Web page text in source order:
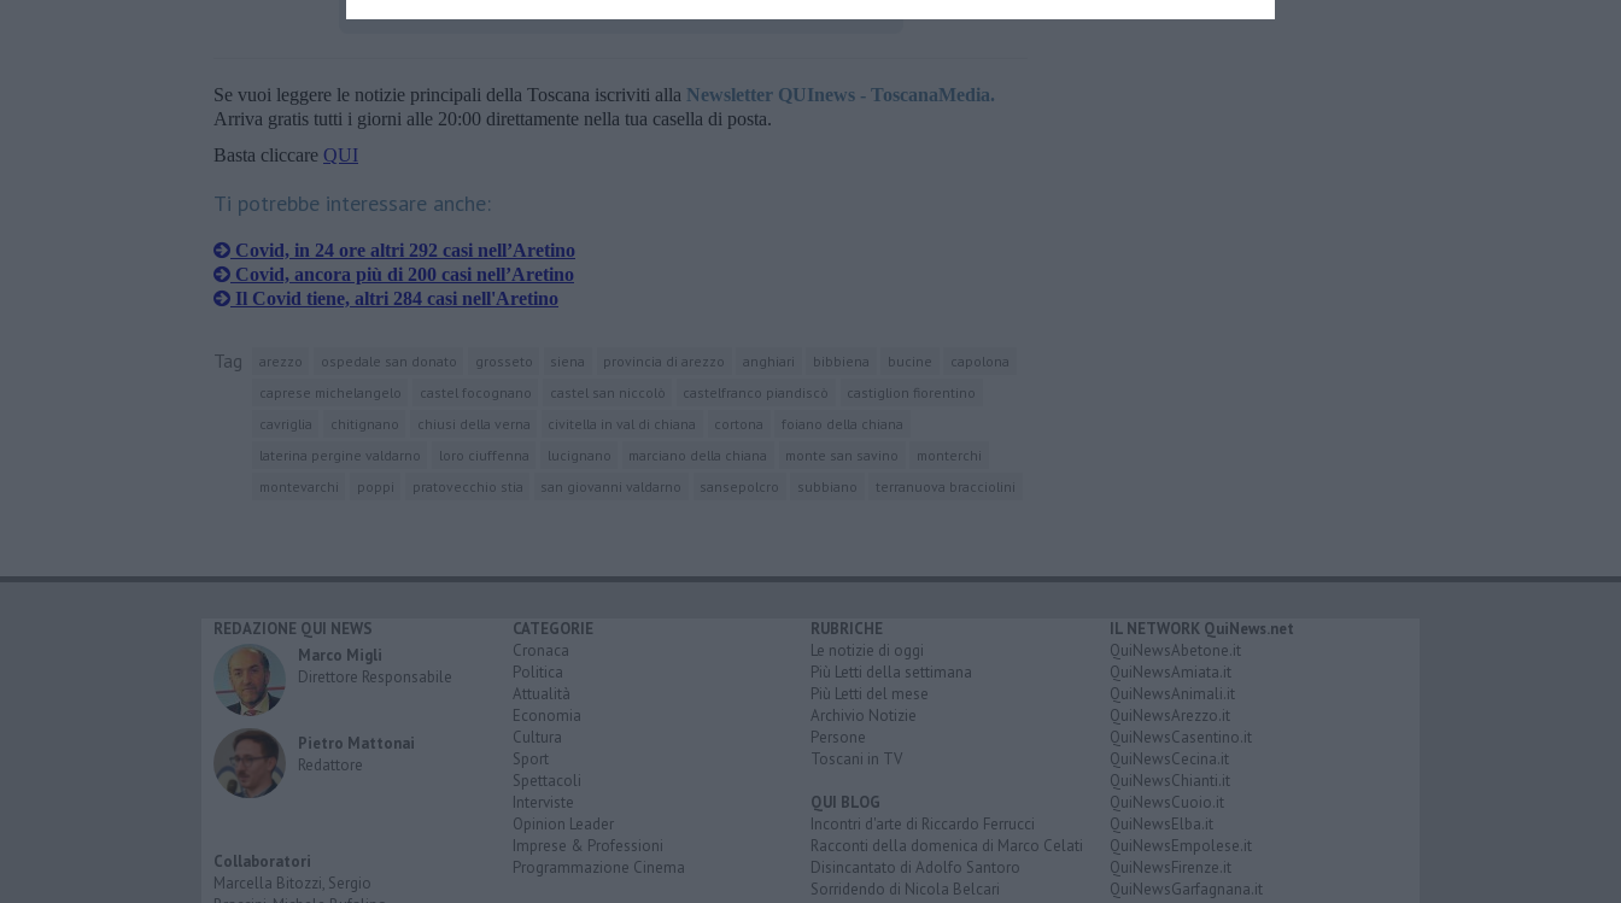
Se vuoi leggere le notizie principali della Toscana iscriviti alla Newsletter QUInews - ToscanaMedia.
Arriva gratis tutti i giorni alle 20:00 direttamente nella tua casella di posta.
Basta cliccare QUI
Ti potrebbe interessare anche:
Covid, in 24 ore altri 292 casi nell’Aretino
Covid, ancora più di 200 casi nell’Aretino
Il Covid tiene, altri 284 casi nell'Aretino
Tag arezzo ospedale san donato grosseto siena provincia di arezzo anghiari bibbiena bucine
capolona
caprese michelangelo
castel focognano castel san niccolò castelfranco piandiscò
castiglion fiorentino
cavriglia
chitignano chiusi della verna civitella in val di chiana cortona
foiano della chiana
laterina pergine valdarno
loro ciuffenna lucignano marciano della chiana monte san savino
monterchi
montevarchi
poppi pratovecchio stia san giovanni valdarno sansepolcro subbiano terranuova bracciolini
REDAZIONE QUI NEWS
Marco Migli
Direttore Responsabile
Pietro Mattonai
Redattore
Collaboratori
Marcella Bitozzi, Sergio
CATEGORIE
Cronaca
Politica
Attualità
Economia
Cultura
Sport
Spettacoli
Interviste
Opinion Leader
Imprese & Professioni
Programmazione Cinema
RUBRICHE
Le notizie di oggi
Più Letti della settimana
Più Letti del mese
Archivio Notizie
Persone
Toscani in TV
QUI BLOG
Incontri d'arte di Riccardo Ferrucci
Racconti della domenica di Marco Celati
Disincantato di Adolfo Santoro
Sorridendo di Nicola Belcari
IL NETWORK QuiNews.net
QuiNewsAbetone.it
QuiNewsAmiata.it
QuiNewsAnimali.it
QuiNewsArezzo.it
QuiNewsCasentino.it
QuiNewsCecina.it
QuiNewsChianti.it
QuiNewsCuoio.it
QuiNewsElba.it
QuiNewsEmpolese.it
QuiNewsFirenze.it
QuiNewsGarfagnana.it